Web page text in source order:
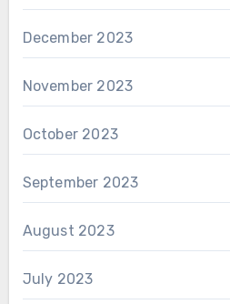
December 2023
November 2023
October 2023
September 2023
August 2023
July 2023